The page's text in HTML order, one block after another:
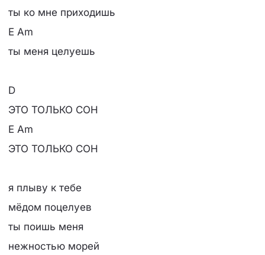
ты ко мне приходишь
E Am
ты меня целуешь
D
ЭТО ТОЛЬКО СОН
E Am
ЭТО ТОЛЬКО СОН
я плыву к тебе
мёдом поцелуев
ты поишь меня
нежностью морей